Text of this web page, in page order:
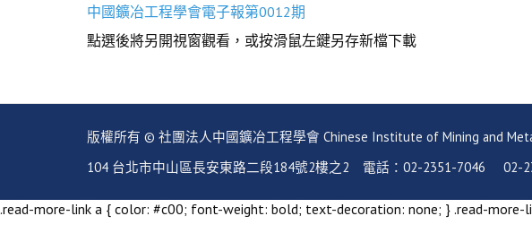
中國鑛冶工程學會電子報第0012期
點選後將另開視窗觀看，或按滑鼠左鍵另存新檔下載
版權所有 © 社團法人中國鑛冶工程學會 Chinese Institute of Mining and
104 台北市中山區長安東路二段184號2樓之2 電話：02-2351-7046 02-
.read-more-link a { color: #c00; font-weight: bold; text-decoration: none; } .read-